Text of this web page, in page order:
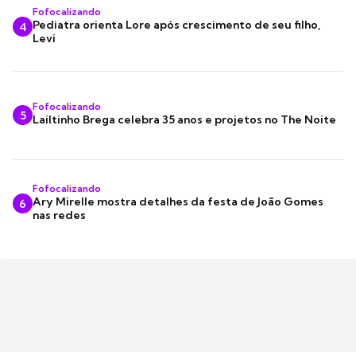
4
Fofocalizando
Pediatra orienta Lore após crescimento de seu filho,
Levi
5
Fofocalizando
Lailtinho Brega celebra 35 anos e projetos no The Noite
6
Fofocalizando
Ary Mirelle mostra detalhes da festa de João Gomes
nas redes